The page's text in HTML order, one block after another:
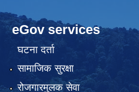
eGov services
घटना दर्ता
सामाजिक सुरक्षा
रोजगारमुलक सेवा